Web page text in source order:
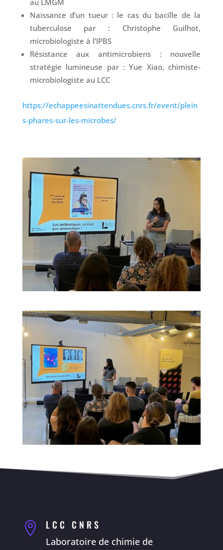
Naissance d’un tueur : le cas du bacille de la
tuberculose par :
Christophe Guilhot,
microbiologiste à l’IPBS
Résistance aux antimicrobiens : nouvelle
stratégie lumineuse par: Yue Xiao, chimiste-
microbiologiste au LCC
https://echappeesinattendues.cnrs.fr/event/plein
s-phares-sur-les-microbes/
 LCC CNRS
Laboratoire de chimie de